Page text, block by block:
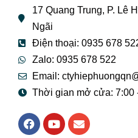
17 Quang Trung, P. Lê
Ngãi
Điện thoại: 0935 678
Zalo: 0935 678 522
Email:
Thời gian mở cửa: 7:00
F
a
Y
o
E
n